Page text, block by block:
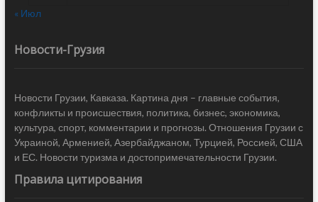
« Июл
Новости-Грузия
Новости Грузии, Кавказа. Картина дня – главные события,
конфликты и происшествия, политика, бизнес, экономика,
культура, спорт, комментарии и прогнозы. Отношения Грузии с
Украиной, Арменией, Азербайджаном, Турцией, Россией, США
и ЕС. Новости туризма и достопримечательности Грузии.
Правила цитирования